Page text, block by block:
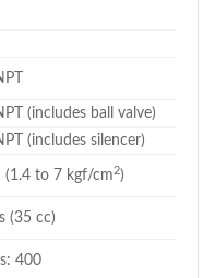
(includes ball valve)
(includes silencer)
(1.4 to 7 kgf/cm2)
(35 cc)
400